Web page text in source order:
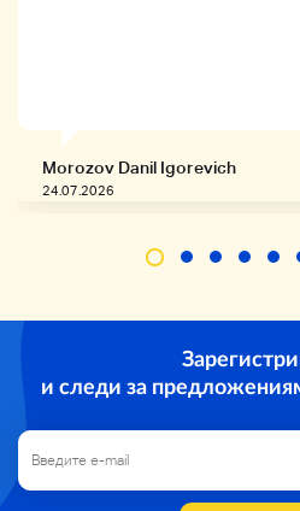
Morozov Danil Igorevich
24.07.2026
и следи за